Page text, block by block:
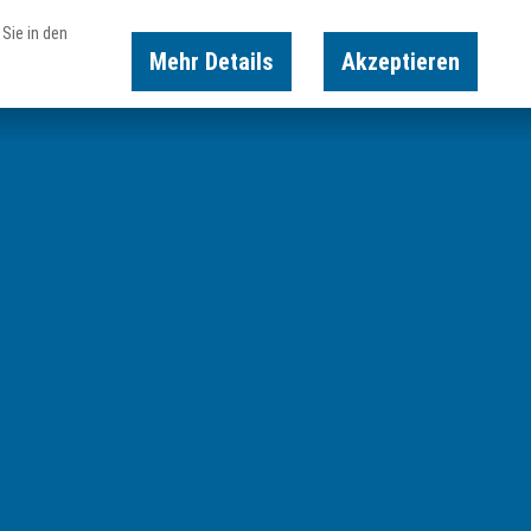
Karte Suche Buchen
in den
Mehr Details Akzeptieren